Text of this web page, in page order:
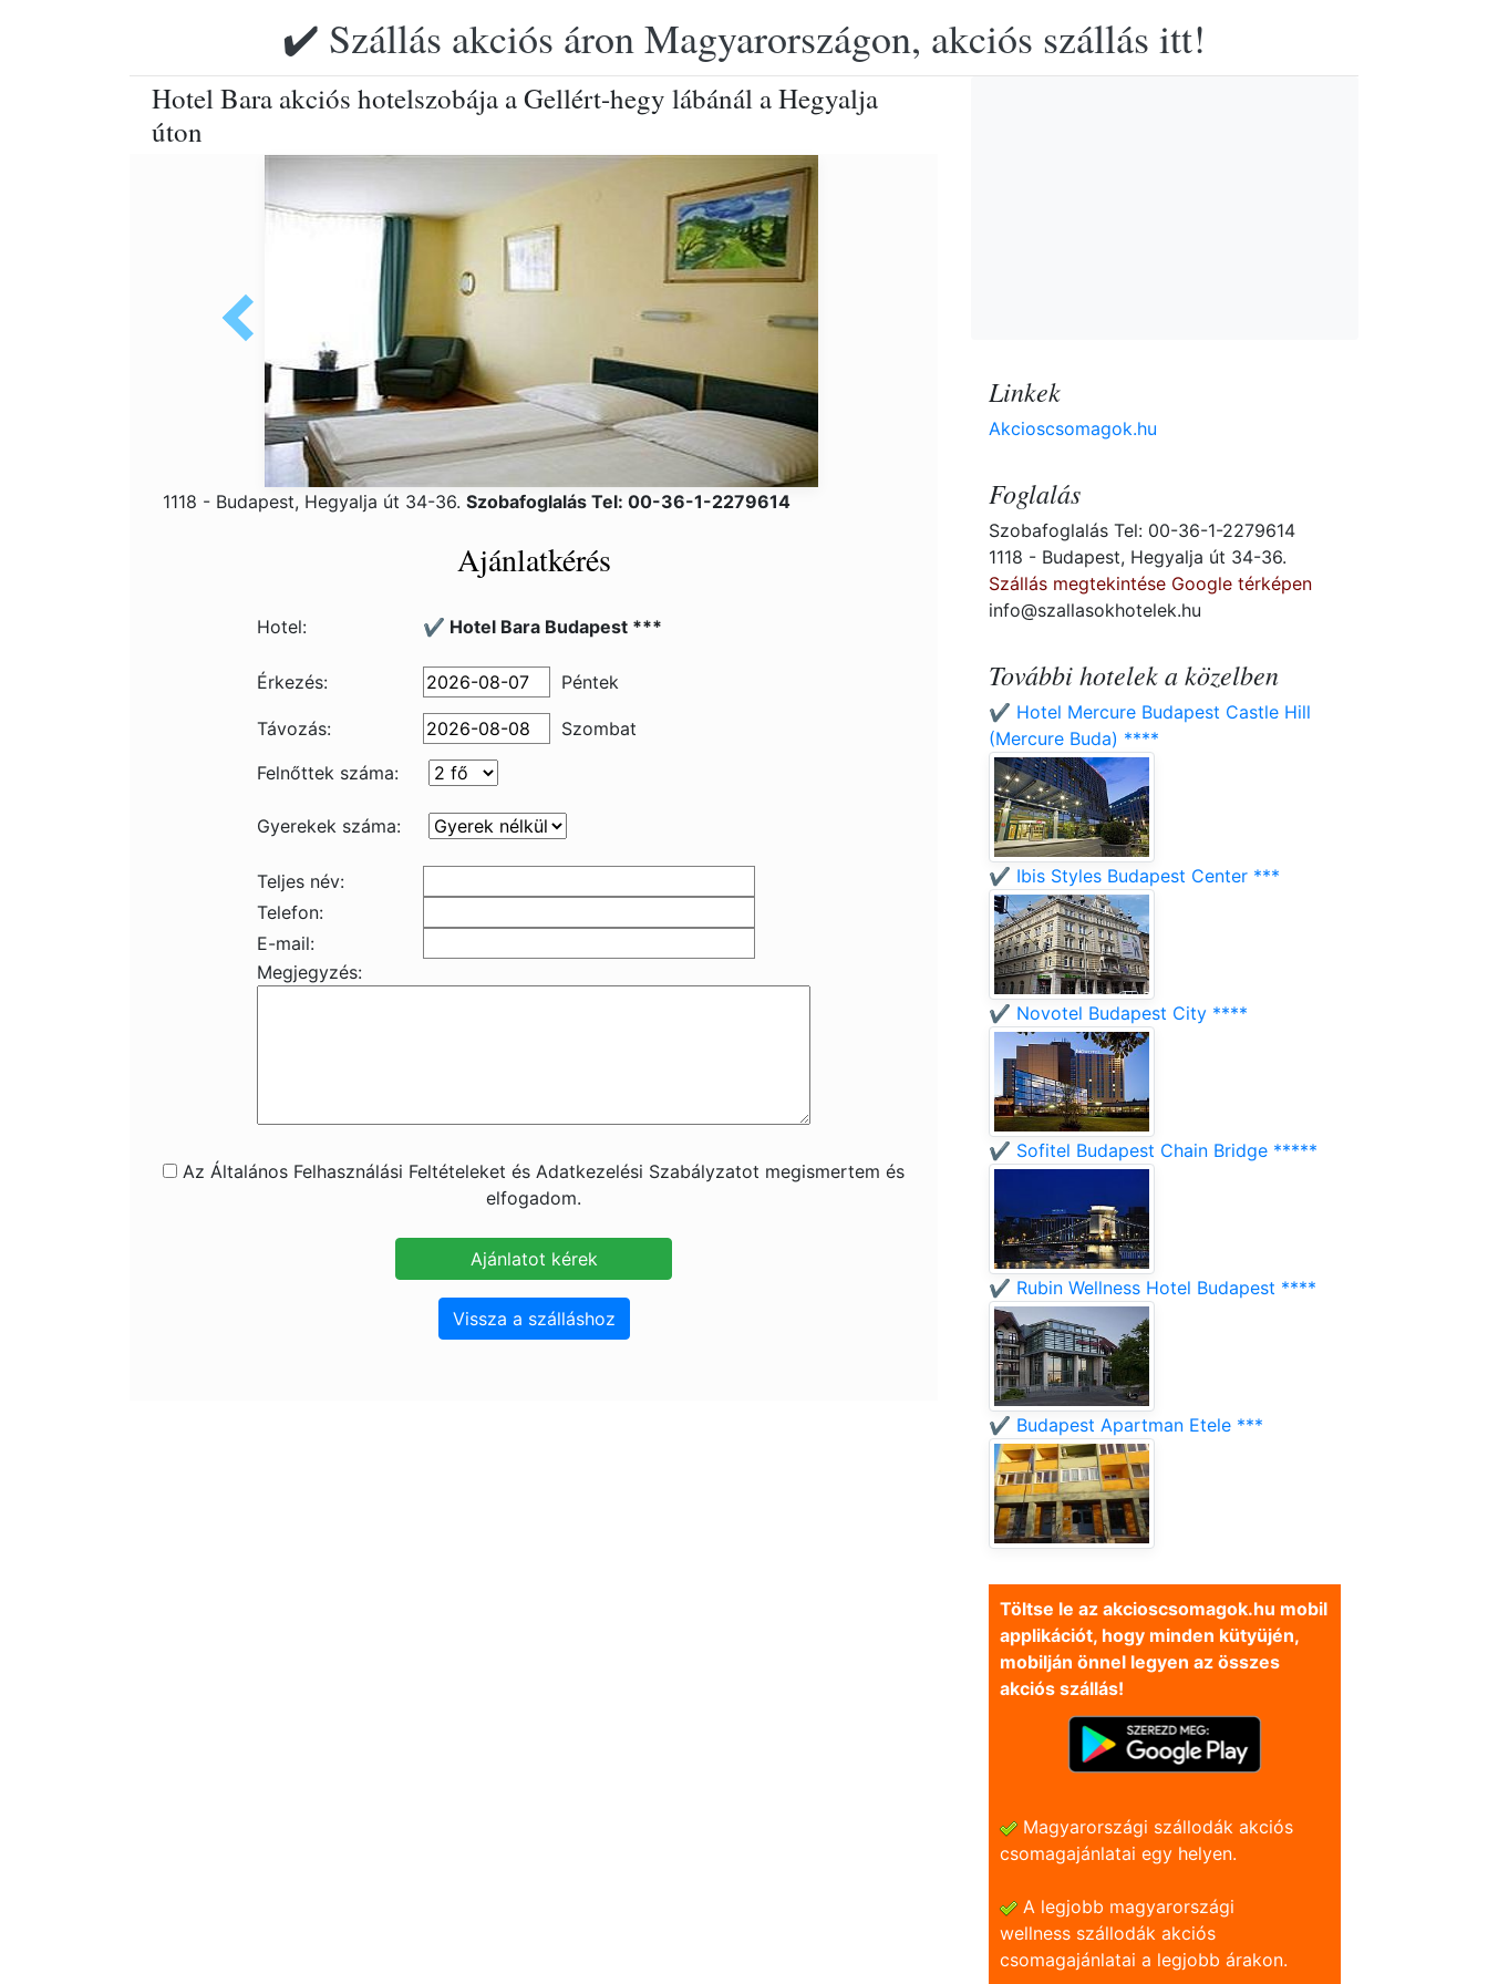
✔️ Szállás akciós áron Magyarországon, akciós szállás itt!
Hotel Bara akciós hotelszobája a Gellért-hegy lábánál a Hegyalja
úton
1118 - Budapest, Hegyalja út 34-36. Szobafoglalás Tel: 00-36-1-2279614
Ajánlatkérés
Hotel: ✔️ Hotel Bara Budapest ***
Érkezés: Péntek
Távozás:
Szombat
Felnőttek száma:
Gyerekek száma:
Teljes név:
Telefon:
E-mail:
Megjegyzés:
Az Általános Felhasználási Feltételeket és Adatkezelési Szabályzatot megismertem és
elfogadom.
Vissza a szálláshoz
Linkek
Akcioscsomagok.hu
Foglalás
Szobafoglalás Tel: 00-36-1-2279614
1118 - Budapest, Hegyalja út 34-36.
Szállás megtekintése Google térképen
info@szallasokhotelek.hu
További hotelek a közelben
✔️ Hotel Mercure Budapest Castle Hill
(Mercure Buda) ****
✔️ Ibis Styles Budapest Center ***
✔️ Novotel Budapest City ****
✔️ Sofitel Budapest Chain Bridge *****
✔️ Rubin Wellness Hotel Budapest ****
✔️ Budapest Apartman Etele ***
Töltse le az akcioscsomagok.hu mobil
applikációt, hogy minden kütyüjén,
mobilján önnel legyen az összes
akciós szállás!
Magyarországi szállodák akciós
csomagajánlatai egy helyen.
A legjobb magyarországi
wellness szállodák akciós
csomagajánlatai a legjobb árakon.